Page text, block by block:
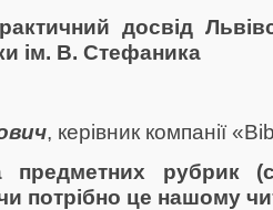
досвід
ім. В. Стефаника
, керівник компанії
рубрик
чи потрібно це нашому